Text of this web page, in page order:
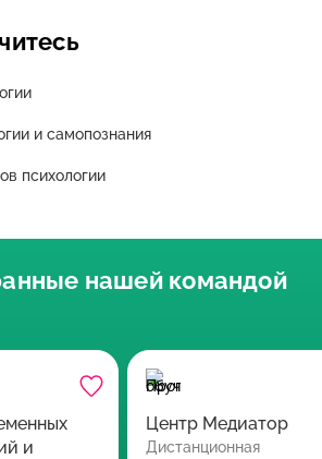
и самопознания
психологии
нашей командой
и
Центр Медиатор
Дистанционная